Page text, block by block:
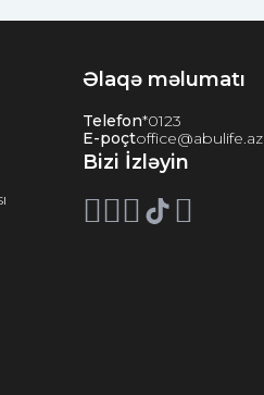
Əlaqə məlumatı
Telefon*0123
E-poçtoffice@abulife.az
Bizi İzləyin